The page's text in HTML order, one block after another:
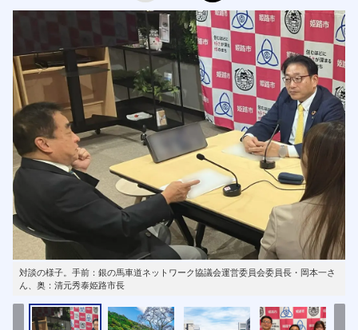
対談の様子。手前：銀の馬車道ネットワーク協議会運営委員会委員長・岡本一さ
ん、奥：清元秀泰姫路市長